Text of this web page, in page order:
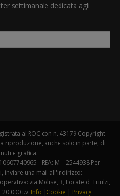
settimanale dedicata agli
al ROC con n. 43179 Copyright -
riproduzione, anche solo in parte, di
e grafica.
- REA: MI - 2544938 Per
inviare una mail all'indirizzo:
via Molise, 3, Locate di Triulzi,
20.000 i.v. Info | Cookie | Privacy